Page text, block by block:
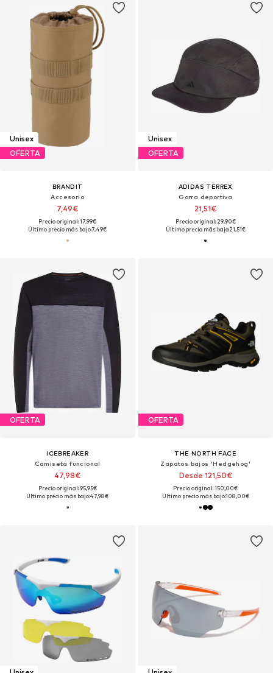
Unisex
OFERTA
BRANDIT
Accesorio
7,49€
Precio original: 17,99€
Último precio más bajo:7,49€
Unisex
OFERTA
ADIDAS TERREX
Gorra deportiva
21,51€
Precio original: 29,90€
Último precio más bajo:21,51€
OFERTA
ICEBREAKER
Camiseta funcional
47,98€
Precio original: 95,95€
Último precio más bajo:47,98€
OFERTA
THE NORTH FACE
Zapatos bajos 'Hedgehog'
Desde 121,50€
Precio original: 150,00€
Último precio más bajo:108,00€